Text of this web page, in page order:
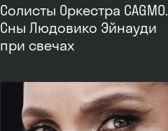
Солисты Оркестра CAGMO.
Сны Людовико Эйнауди
при свечах